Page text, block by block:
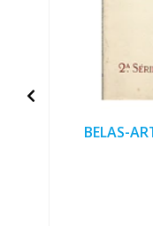
BELAS-